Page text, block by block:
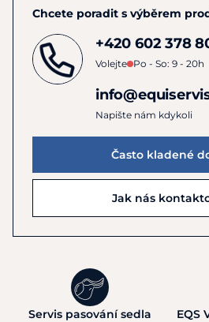
Chcete poradit s výběrem
+420 602 378
Volejte Po - So: 9 - 20h
Napište nám kdykoli
Často kladené
Jak nás
Servis pasování sedla EQS